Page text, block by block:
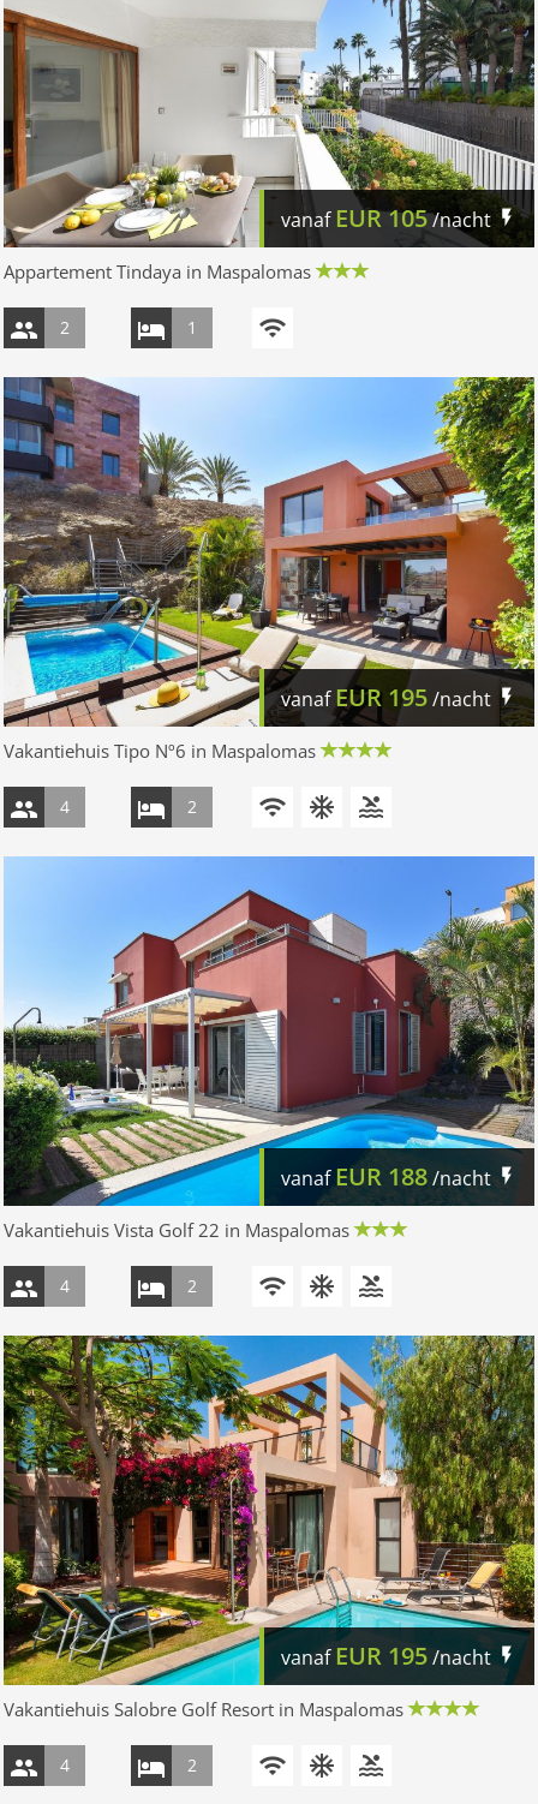
vanaf EUR105/nacht
Appartement Tindaya in Maspalomas
2 1
vanafEUR 195/nacht
Vakantiehuis Tipo Nº6 in Maspalomas
4 2
vanafEUR 188/nacht
Vakantiehuis Vista Golf 22 in Maspalomas
4 2
vanaf EUR 195/nacht
Vakantiehuis Salobre Golf Resort in Maspalomas
4 2